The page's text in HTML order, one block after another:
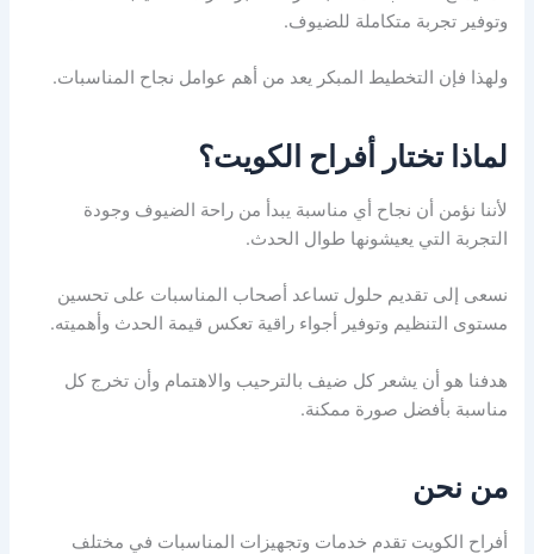
وتوفير تجربة متكاملة للضيوف.
ولهذا فإن التخطيط المبكر يعد من أهم عوامل نجاح المناسبات.
لماذا تختار أفراح الكويت؟
لأننا نؤمن أن نجاح أي مناسبة يبدأ من راحة الضيوف وجودة
التجربة التي يعيشونها طوال الحدث.
نسعى إلى تقديم حلول تساعد أصحاب المناسبات على تحسين
مستوى التنظيم وتوفير أجواء راقية تعكس قيمة الحدث وأهميته.
هدفنا هو أن يشعر كل ضيف بالترحيب والاهتمام وأن تخرج كل
مناسبة بأفضل صورة ممكنة.
من نحن
أفراح الكويت تقدم خدمات وتجهيزات المناسبات في مختلف